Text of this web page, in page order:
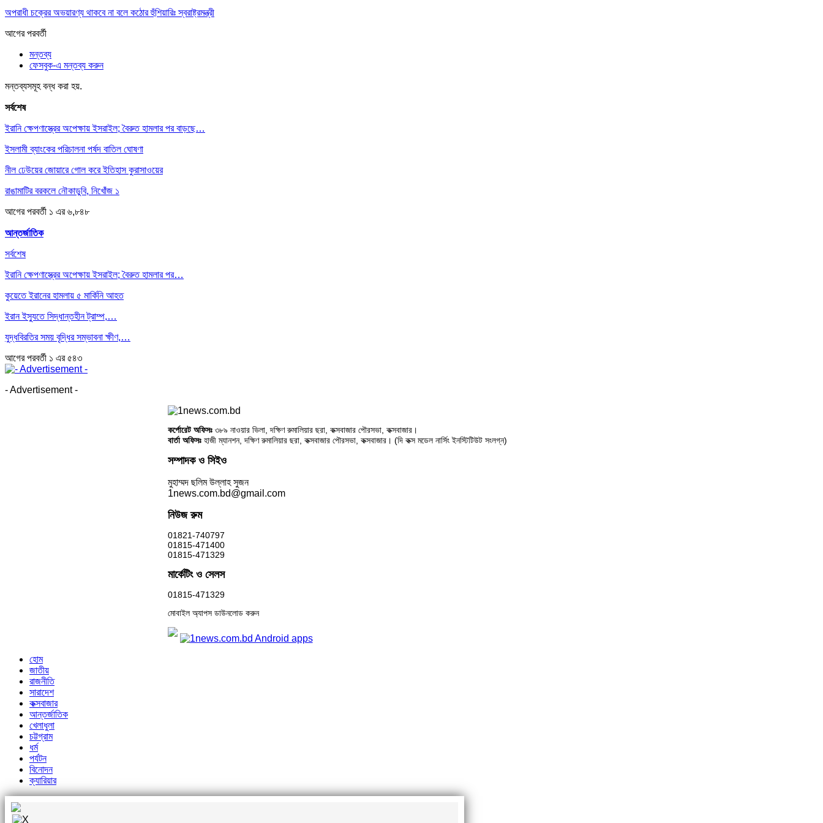
অপরাধী চক্রের অভয়ারণ্য থাকবে না বলে কঠোর হুঁশিয়ারিঃ স্বরাষ্ট্রমন্ত্রী
আগেরপরবর্তী
মন্তব্য
ফেসবুক-এ মন্তব্য করুন
মন্তব্যসমূহ বন্ধ করা হয়.
সর্বশেষ
ইরানি ক্ষেপণাস্ত্রের অপেক্ষায় ইসরাইল; বৈরুত হামলার পর বাড়ছে…
ইসলামী ব্যাংকের পরিচালনা পর্ষদ বাতিল ঘোষণা
নীল ঢেউয়ের জোয়ারে গোল করে ইতিহাস কুরাসাওয়ের
রাঙামাটির বরকলে নৌকাডুবি, নিখোঁজ ১
আগেরপরবর্তী ১ এর ৬,৮৪৮
আন্তর্জাতিক
সর্বশেষ
ইরানি ক্ষেপণাস্ত্রের অপেক্ষায় ইসরাইল; বৈরুত হামলার পর…
কুয়েতে ইরানের হামলায় ৫ মার্কিনি আহত
ইরান ইস্যুতে সিদ্ধান্তহীন ট্রাম্প,…
যুদ্ধবিরতির সময় বৃদ্ধির সম্ভাবনা ক্ষীণ,…
আগেরপরবর্তী ১ এর ৫৪৩
- Advertisement -
কর্পোরেট অফিসঃ৩৮৯ নাওয়ার ভিলা, দক্ষিণ রুমালিয়ার ছরা, কক্সবাজার পৌরসভা, কক্সবাজার।
বার্তা অফিসঃ হাজী ম্যানশন, দক্ষিণ রুমালিয়ার ছরা, কক্সবাজার পৌরসভা, কক্সবাজার। (দি কক্স মডেল নার্সিং ইনস্টিটিউট সংলগ্ন)
সম্পাদক ও সিইও
মুহাম্মদ ছলিম উল্লাহ সুজন
1news.com.bd@gmail.com
নিউজ রুম
01821-740797
01815-471400
01815-471329
মার্কেটিং ও সেলস
01815-471329
মোবাইল অ্যাপস ডাউনলোড করুন
হোম
জাতীয়
রাজনীতি
সারাদেশ
কক্সবাজার
আন্তর্জাতিক
খেলাধুলা
চট্টগ্রাম
ধর্ম
পর্যটন
বিনোদন
ক্যারিয়ার